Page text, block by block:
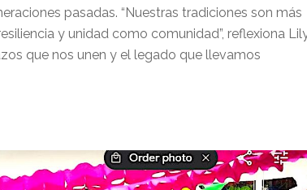
pasadas. “Nuestras tradiciones son más
y unidad como comunidad”, reflexiona
que nos unen y el legado que llevamos